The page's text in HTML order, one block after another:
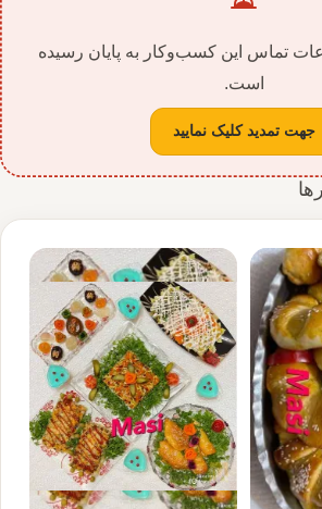
تماس این کسب‌وکار به پایان رسیده
است.
جهت تمدید کلیک نمایید